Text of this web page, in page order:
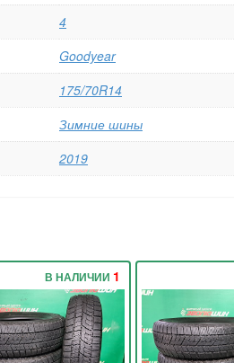
4
Goodyear
175/70R14
Зимние шины
2019
В НАЛИЧИИ 1